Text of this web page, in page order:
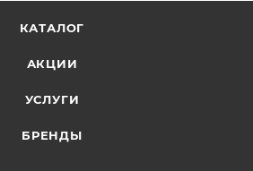
КАТАЛОГ
АКЦИИ
УСЛУГИ
БРЕНДЫ